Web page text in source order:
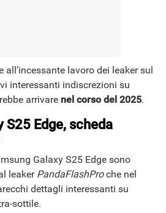
all’incessante lavoro dei leaker sul
interessanti indiscrezioni su
arrivare nel corso del 2025.
S25 Edge, scheda
Galaxy S25 Edge sono
leaker PandaFlashProche nel
dettagli interessanti su
sottile.